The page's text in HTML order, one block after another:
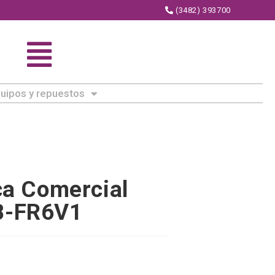
(3482) 393700
y repuestos
Comercial
FR6V1